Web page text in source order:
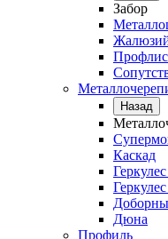
Забор
Назад
Каскад
Дюна
Профиль